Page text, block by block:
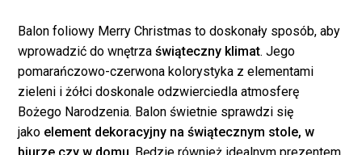
Brak produktów w
Balon foliowy Merry Christmas to doskonały sposób, aby
wprowadzić do wnętrzaświąteczny klimat. Jego
pomarańczowo-czerwona kolorystyka z elementami
zieleni i żółci doskonale odzwierciedla atmosferę
Bożego Narodzenia. Balon świetnie sprawdzi się
jako element dekoracyjny na świątecznym stole, w
biurze czy w domu. Będzie również idealnym prezentem